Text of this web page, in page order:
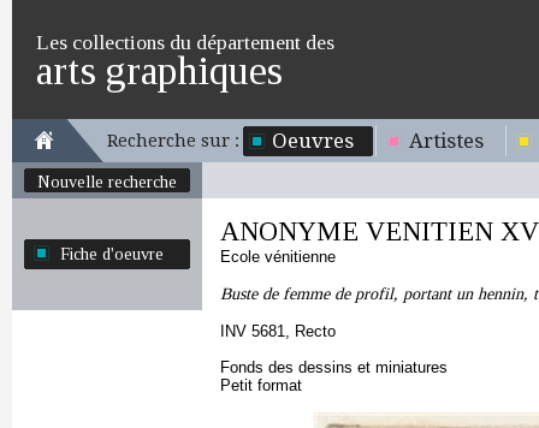
Les collections du département des
arts graphiques
Recherche sur : Oeuvres Artistes
Nouvelle recherche
Fiche d'oeuvre
ANONYME VENITIEN
Ecole vénitienne
Buste de femme de profil, portant un hennin,
INV 5681, Recto
Fonds des dessins et miniatures
Petit format